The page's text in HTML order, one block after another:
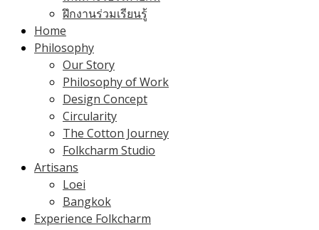
ฝึกงานร่วมเรียนรู้
Home
Philosophy
Our Story
Philosophy of Work
Design Concept
Circularity
The Cotton Journey
Folkcharm Studio
Artisans
Loei
Bangkok
Experience Folkcharm